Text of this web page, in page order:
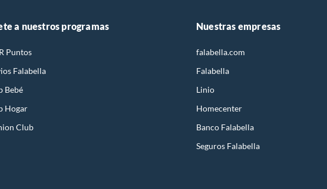
a nuestros programas
Puntos
Falabella
Bebé
Hogar
Club
Nuestras empresas
falabella.com
Falabella
Linio
Homecenter
Banco Falabella
Seguros Falabella